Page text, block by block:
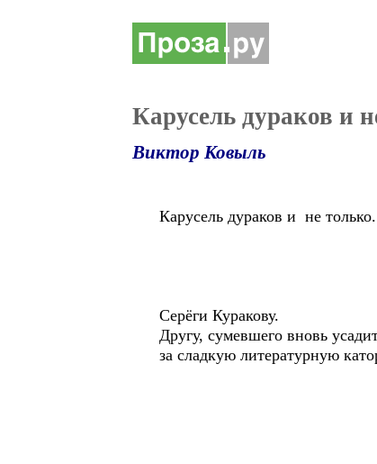
Карусель дураков и
Виктор Ковыль
Карусель дураков и не
Серёги Куракову.
Другу, сумевшего вновь
за сладкую литературную